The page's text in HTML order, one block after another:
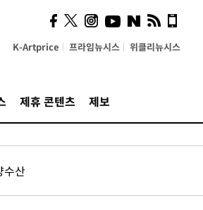
K-Artprice 프라임뉴시스 위클리뉴시스
제휴 콘텐츠 제보
수산